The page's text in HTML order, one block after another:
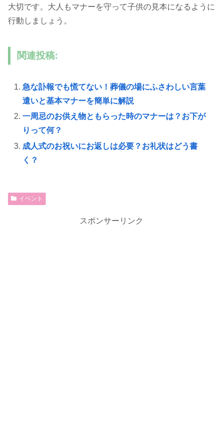
大切です。大人もマナーを守って子供の見本になるように
行動しましょう。
関連投稿:
急な訃報でも慌てない！葬儀の場にふさわしい言葉
遣いと基本マナーを簡単に解説
一周忌のお供え物ともらった時のマナーは？お下が
りって何？
成人式のお祝いにお返しは必要？お礼状はどう書
く？
イベント
スポンサーリンク